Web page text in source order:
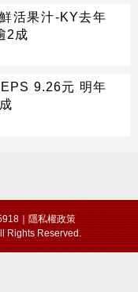
活果汁-KY去年
2成
9.26元 明年
｜隱私權政策
Rights Reserved.